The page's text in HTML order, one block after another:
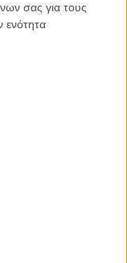
σας για τους
ενότητα